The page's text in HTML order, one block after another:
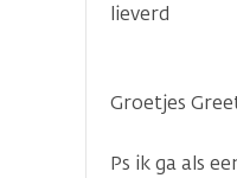
lieverd
Groetjes
Ps ik ga als